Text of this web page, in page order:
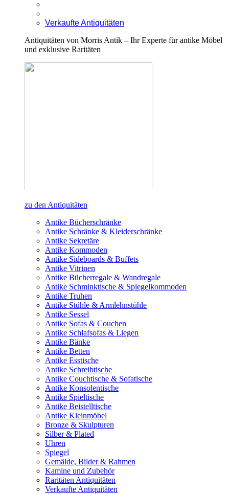
Verkaufte Antiquitäten
Antiquitäten von Morris Antik – Ihr Experte für antike Möbel
und exklusive Raritäten
zu den Antiquitäten
Antike Bücherschränke
Antike Schränke & Kleiderschränke
Antike Sekretäre
Antike Kommoden
Antike Sideboards & Buffets
Antike Vitrinen
Antike Bücherregale & Wandregale
Antike Schminktische & Spiegelkommoden
Antike Truhen
Antike Stühle & Armlehnstühle
Antike Sessel
Antike Sofas & Couchen
Antike Schlafsofas & Liegen
Antike Bänke
Antike Betten
Antike Esstische
Antike Schreibtische
Antike Couchtische & Sofatische
Antike Konsolentische
Antike Spieltische
Antike Beistelltische
Antike Kleinmöbel
Bronze & Skulpturen
Silber & Plated
Uhren
Spiegel
Gemälde, Bilder & Rahmen
Kamine und Zubehör
Raritäten Antiquitäten
Verkaufte Antiquitäten